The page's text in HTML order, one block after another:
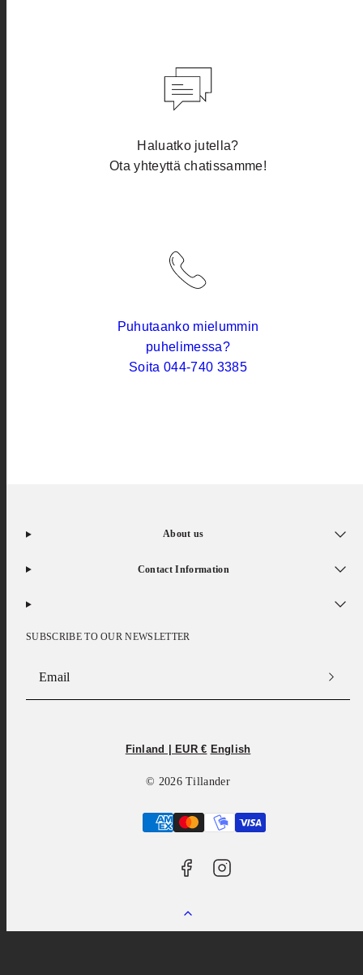
Haluatko jutella?
Ota yhteyttä chatissamme!
Puhutaanko mielummin
puhelimessa?
Soita 044-740 3385
About us
Contact Information
SUBSCRIBE TO OUR NEWSLETTER
Email
Finland | EUR € English
© 2026 Tillander
Payment
methods